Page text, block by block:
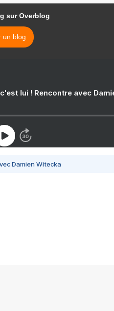
sur Overblog
un blog
lui ! Rencontre avec
Damien Witecka